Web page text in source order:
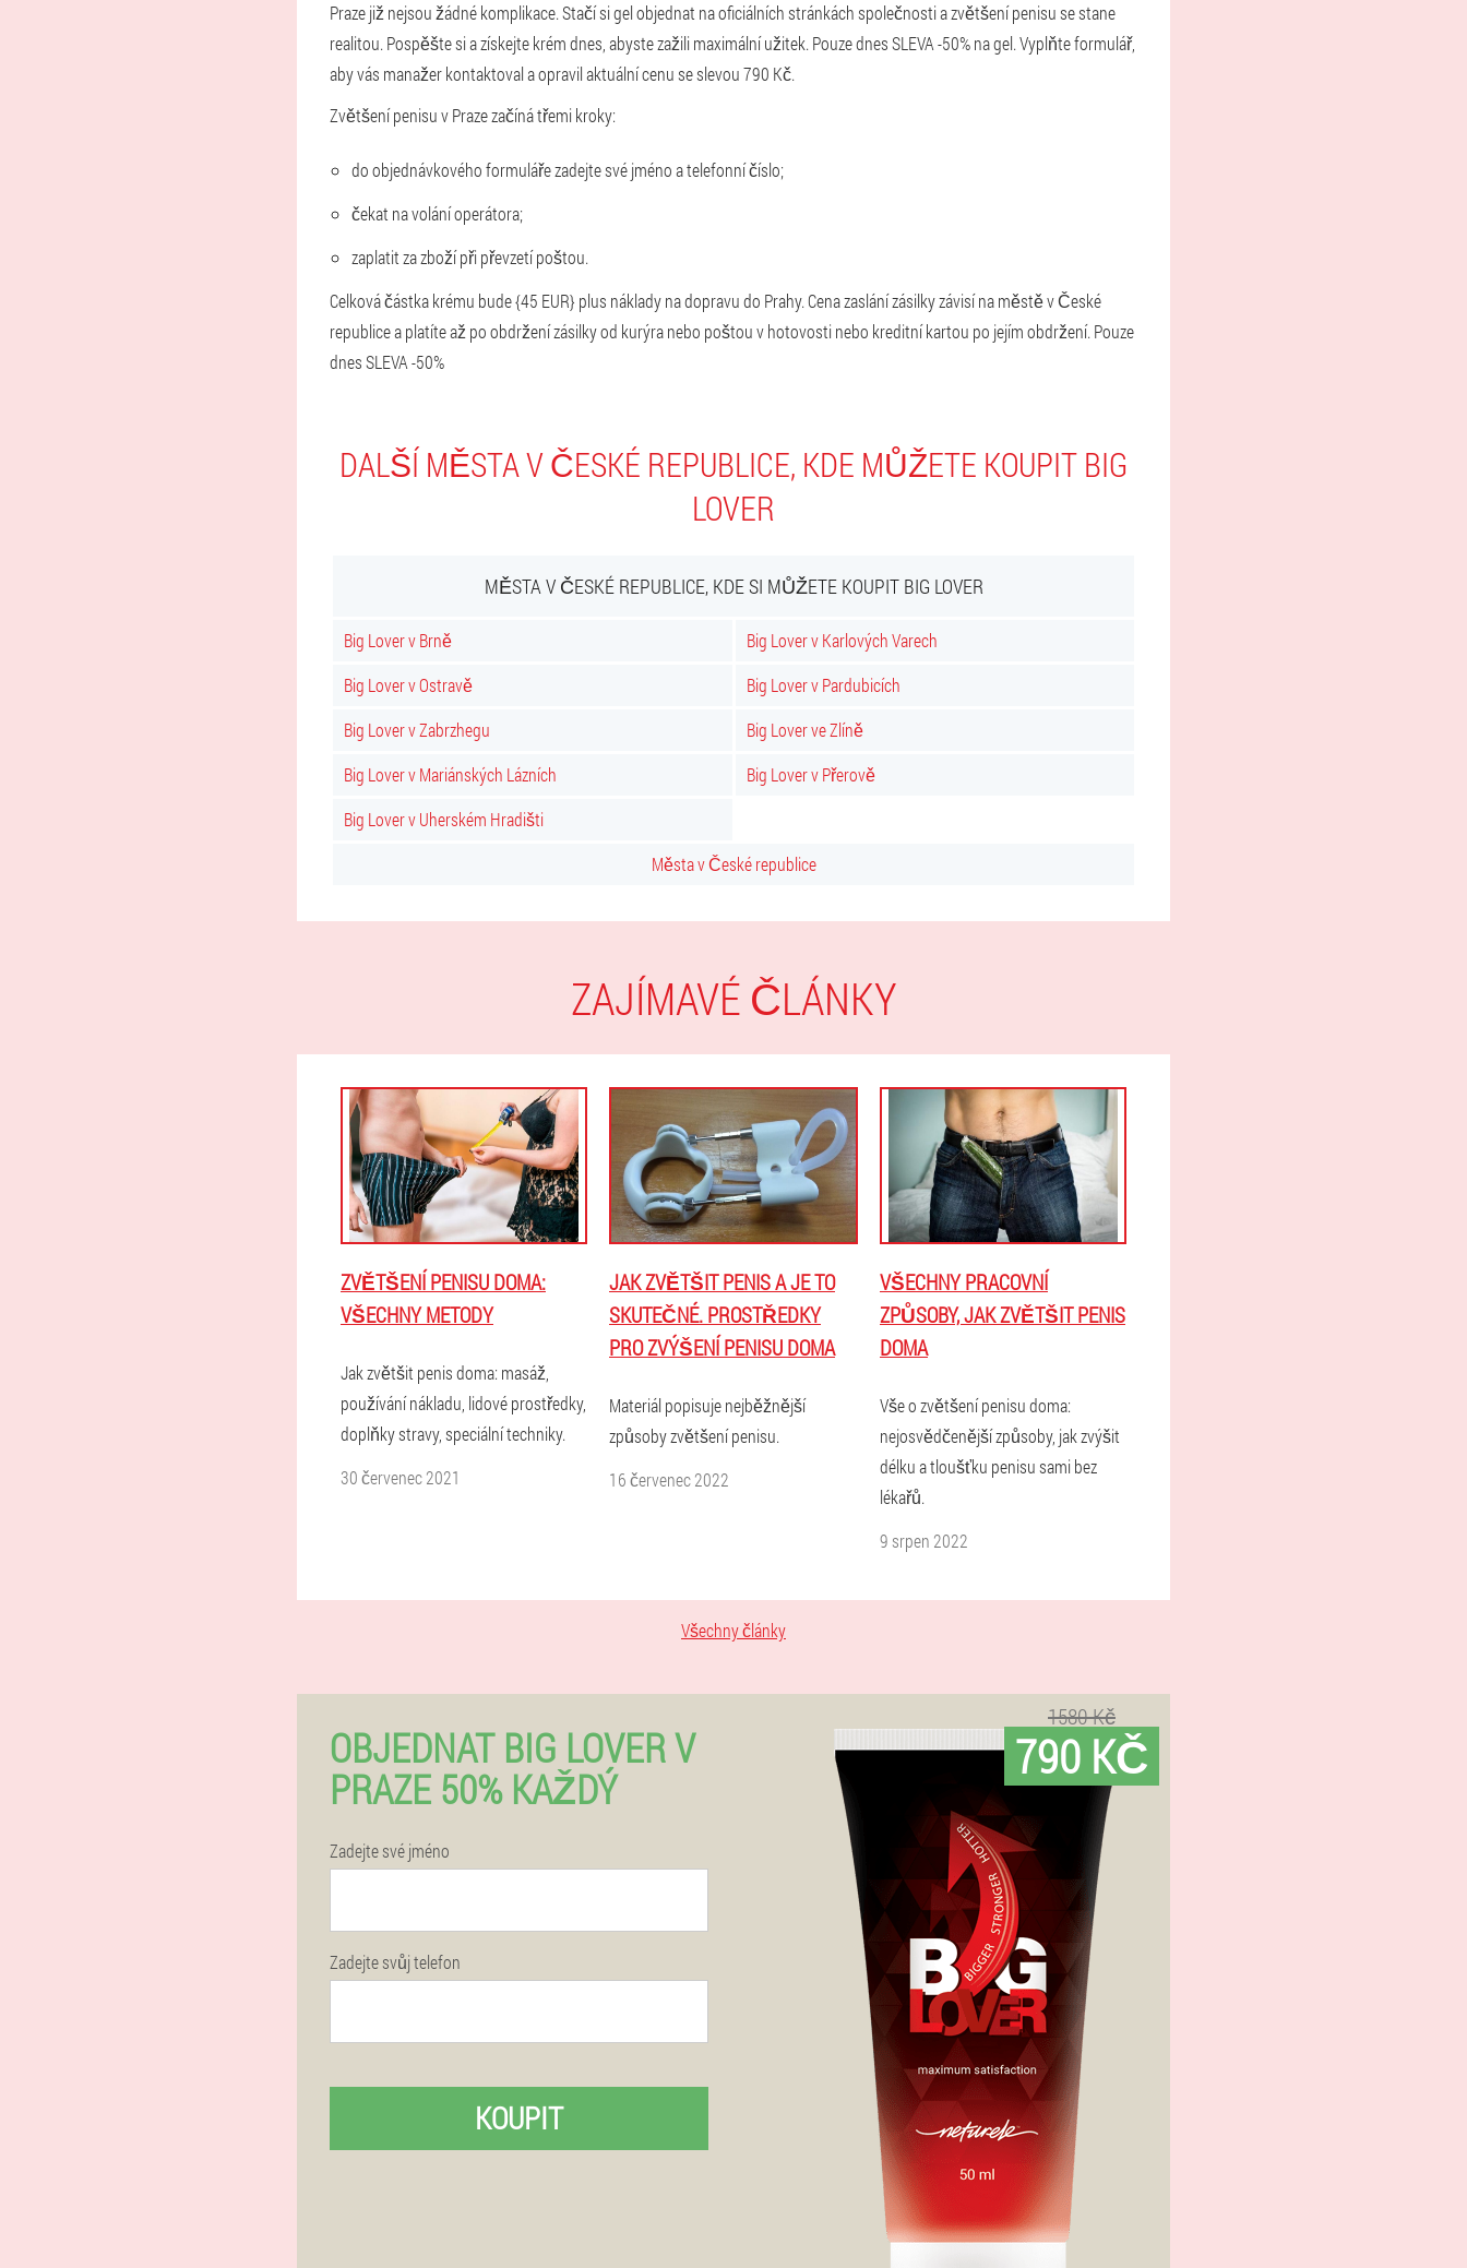
Praze již nejsou žádné komplikace. Stačí si gel objednat na oficiálních stránkách společnosti a zvětšení penisu se stane
realitou. Pospěšte si a získejte krém dnes, abyste zažili maximální užitek. Pouze dnes SLEVA -50% na gel. Vyplňte formulář,
aby vás manažer kontaktoval a opravil aktuální cenu se slevou 790 Kč.
Zvětšení penisu v Praze začíná třemi kroky:
do objednávkového formuláře zadejte své jméno a telefonní číslo;
čekat na volání operátora;
zaplatit za zboží při převzetí poštou.
Celková částka krému bude {45 EUR} plus náklady na dopravu do Prahy. Cena zaslání zásilky závisí na městě v České
republice a platíte až po obdržení zásilky od kurýra nebo poštou v hotovosti nebo kreditní kartou po jejím obdržení. Pouze
dnes SLEVA -50%
DALŠÍ MĚSTA V ČESKÉ REPUBLICE, KDE MŮŽETE KOUPIT BIG
LOVER
MĚSTA V ČESKÉ REPUBLICE, KDE SI MŮŽETE KOUPIT BIG LOVER
Big Lover v Brně
Big Lover v Karlových Varech
Big Lover v Ostravě
Big Lover v Pardubicích
Big Lover v Zabrzhegu
Big Lover ve Zlíně
Big Lover v Mariánských Lázních
Big Lover v Přerově
Big Lover v Uherském Hradišti
Města v České republice
ZAJÍMAVÉ ČLÁNKY
ZVĚTŠENÍ PENISU DOMA:
VŠECHNY METODY
Jak zvětšit penis doma: masáž,
používání nákladu, lidové prostředky,
doplňky stravy, speciální techniky.
30 červenec 2021
JAK ZVĚTŠIT PENIS A JE TO
SKUTEČNÉ. PROSTŘEDKY
PRO ZVÝŠENÍ PENISU DOMA
Materiál popisuje nejběžnější
způsoby zvětšení penisu.
16 červenec 2022
VŠECHNY PRACOVNÍ
ZPŮSOBY, JAK ZVĚTŠIT PENIS
DOMA
Vše o zvětšení penisu doma:
nejosvědčenější způsoby, jak zvýšit
délku a tloušťku penisu sami bez
lékařů.
9 srpen 2022
Všechny články
OBJEDNAT BIG LOVER V
PRAZE 50% KAŽDÝ
Zadejte své jméno
Zadejte svůj telefon
KOUPIT
1580 Kč
790 KČ